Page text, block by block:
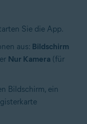
Sie die App.
aus: Bildschirm
Nur Kamera (für
Bildschirm, ein